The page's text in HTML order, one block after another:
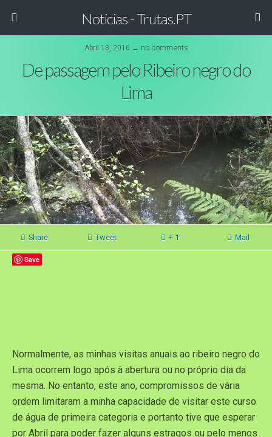
Noticias - Trutas.PT
Abril 18, 2016 ↔ no comments
De passagem pelo Ribeiro negro do
Lima
Share Tweet + 1 Mail
Save
Normalmente, as minhas visitas anuais ao ribeiro negro do
Lima ocorrem logo após à abertura ou no próprio dia da
mesma. No entanto, este ano, compromissos de vária
ordem limitaram a minha capacidade de visitar este curso
de água de primeira categoria e portanto tive que esperar
por Abril para poder fazer alguns estragos ou pelo menos